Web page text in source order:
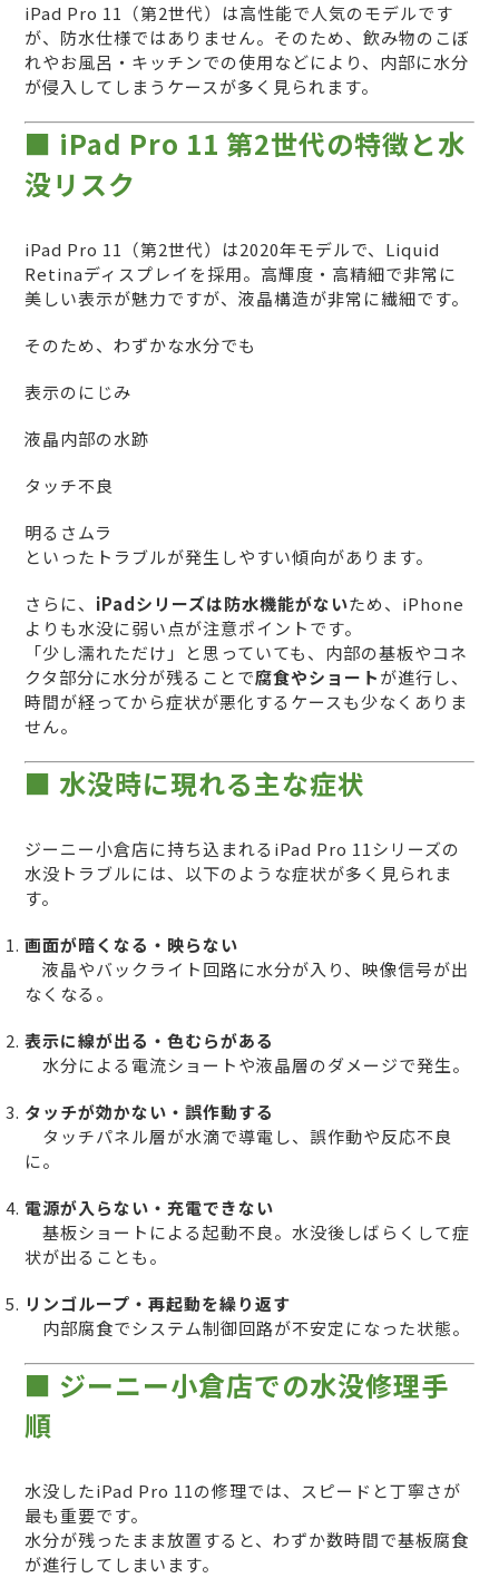
iPad Pro 11（第2世代）は高性能で人気のモデルです
が、防水仕様ではありません。そのため、飲み物のこぼ
れやお風呂・キッチンでの使用などにより、内部に水分
が侵入してしまうケースが多く見られます。
■ iPad Pro 11 第2世代の特徴と水
没リスク
iPad Pro 11（第2世代）は2020年モデルで、Liquid
Retinaディスプレイを採用。高輝度・高精細で非常に
美しい表示が魅力ですが、液晶構造が非常に繊細です。
そのため、わずかな水分でも
表示のにじみ
液晶内部の水跡
タッチ不良
明るさムラ
といったトラブルが発生しやすい傾向があります。
さらに、 iPadシリーズは防水機能がないため、iPhone
よりも水没に弱い点が注意ポイントです。
「少し濡れただけ」と思っていても、内部の基板やコネ
クタ部分に水分が残ることで腐食やショートが進行し、
時間が経ってから症状が悪化するケースも少なくありま
せん。
■ 水没時に現れる主な症状
ジーニー小倉店に持ち込まれるiPad Pro 11シリーズの
水没トラブルには、以下のような症状が多く見られま
す。
画面が暗くなる・映らない
液晶やバックライト回路に水分が入り、映像信号が出
なくなる。
表示に線が出る・色むらがある
水分による電流ショートや液晶層のダメージで発生。
タッチが効かない・誤作動する
タッチパネル層が水滴で導電し、誤作動や反応不良
に。
電源が入らない・充電できない
基板ショートによる起動不良。水没後しばらくして症
状が出ることも。
リンゴループ・再起動を繰り返す
内部腐食でシステム制御回路が不安定になった状態。
■ ジーニー小倉店での水没修理手
順
水没したiPad Pro 11の修理では、スピードと丁寧さが
最も重要です。
水分が残ったまま放置すると、わずか数時間で基板腐食
が進行してしまいます。